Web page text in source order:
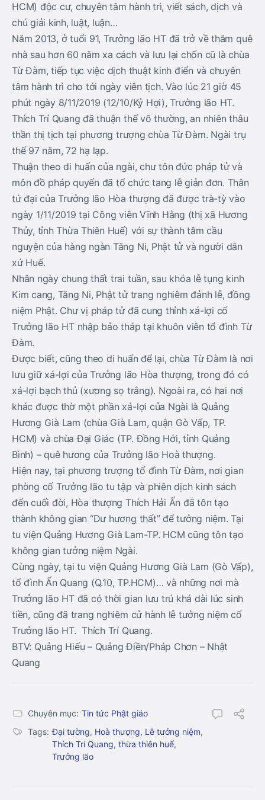
HCM) độc cư, chuyên tâm hành trì, viết sách, dịch và
chú giải kinh, luật, luận…
Năm 2013, ở tuổi 91, Trưởng lão HT đã trở về thăm quê
nhà sau hơn 60 năm xa cách và lưu lại chốn cũ là chùa
Từ Đàm, tiếp tục việc dịch thuật kinh điển và chuyên
tâm hành trì cho tới ngày viên tịch. Vào lúc 21 giờ 45
phút ngày 8/11/2019 (12/10/Kỷ Hợi), Trưởng lão HT.
Thích Trí Quang đã thuận thế vô thường, an nhiên thâu
thần thị tịch tại phương trượng chùa Từ Đàm. Ngài trụ
thế 97 năm, 72 hạ lạp.
Thuận theo di huấn của ngài, chư tôn đức pháp tử và
môn đồ pháp quyến đã tổ chức tang lễ giản đơn. Thân
tứ đại của Trưởng lão Hòa thượng đã được trà-tỳ vào
ngày 1/11/2019 tại Công viên Vĩnh Hằng (thị xã Hương
Thủy, tỉnh Thừa Thiên Huế) với sự thành tâm cầu
nguyện của hàng ngàn Tăng Ni, Phật tử và người dân
xứ Huế.
Nhân ngày chung thất trai tuần, sau khóa lễ tụng kinh
Kim cang, Tăng Ni, Phật tử trang nghiêm đảnh lễ, đồng
niệm Phật. Chư vị pháp tử đã cung thỉnh xá-lợi cố
Trưởng lão HT nhập bảo tháp tại khuôn viên tổ đình Từ
Đàm.
Được biết, cũng theo di huấn để lại, chùa Từ Đàm là nơi
lưu giữ xá-lợi của Trưởng lão Hòa thượng, trong đó có
xá-lợi bạch thủ (xương sọ trắng). Ngoài ra, có hai nơi
khác được thờ một phần xá-lợi của Ngài là Quảng
Hương Già Lam (chùa Già Lam, quận Gò Vấp, TP.
HCM) và chùa Đại Giác (TP. Đồng Hới, tỉnh Quảng
Bình) – quê hương của Trưởng lão Hoà thượng.
Hiện nay, tại phương trượng tổ đình Từ Đàm, nơi gian
phòng cố Trưởng lão tu tập và phiên dịch kinh sách
đến cuối đời, Hòa thượng Thích Hải Ấn đã tôn tạo
thành không gian “Dư hương thất” để tưởng niệm. Tại
tu viện Quảng Hương Già Lam-TP. HCM cũng tôn tạo
không gian tưởng niệm Ngài.
Cùng ngày, tại tu viện Quảng Hương Già Lam (Gò Vấp),
tổ đình Ấn Quang (Q.10, TP.HCM)… và những nơi mà
Trưởng lão HT đã có thời gian lưu trú khá dài lúc sinh
tiền, cũng đã trang nghiêm cử hành lễ tưởng niệm cố
Trưởng lão HT. Thích Trí Quang.
BTV: Quảng Hiếu – Quảng Điền/Pháp Chơn – Nhật
Quang
Chuyên mục: Tin tức Phật giáo
Tags: Đại tường, Hoà thượng, Lễ tưởng niệm,
Thích Trí Quang, thừa thiên huế,
Trưởng lão